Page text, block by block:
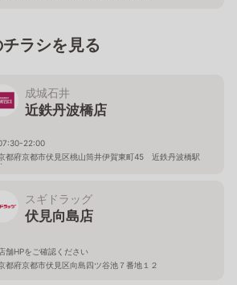
ラシを見る
成城石井
近鉄丹波橋店
22:00
都府京都市伏見区桃山筒井伊賀東町45 近鉄丹波橋駅
内
スギドラッグ
伏見向島店
舗HPをご確認ください
都府京都市伏見区向島四ツ谷池７番地１２